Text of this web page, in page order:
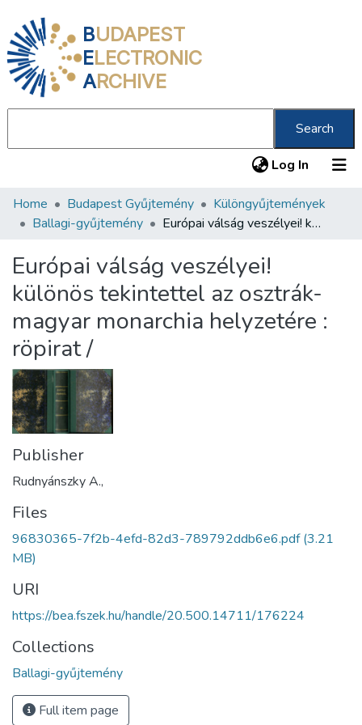
BUDAPEST
ELECTRONIC
ARCHIVE
Search
Log In (current)
Communities & Collections
Statistics
About us
Home Budapest Gyűjtemény
Különgyűjtemények
Ballagi-gyűjtemény
Európai válság veszélyei! különös tekintettel az osztrák-magyar monarchia helyzetére : röpirat /
Európai válság veszélyei!
különös tekintettel az osztrák-
magyar monarchia helyzetére :
röpirat /
Publisher
Rudnyánszky A.,
Files
96830365-7f2b-4efd-82d3-789792ddb6e6.pdf(3.21
MB)
URI
https://bea.fszek.hu/handle/20.500.14711/176224
Collections
Ballagi-gyűjtemény
Full item page